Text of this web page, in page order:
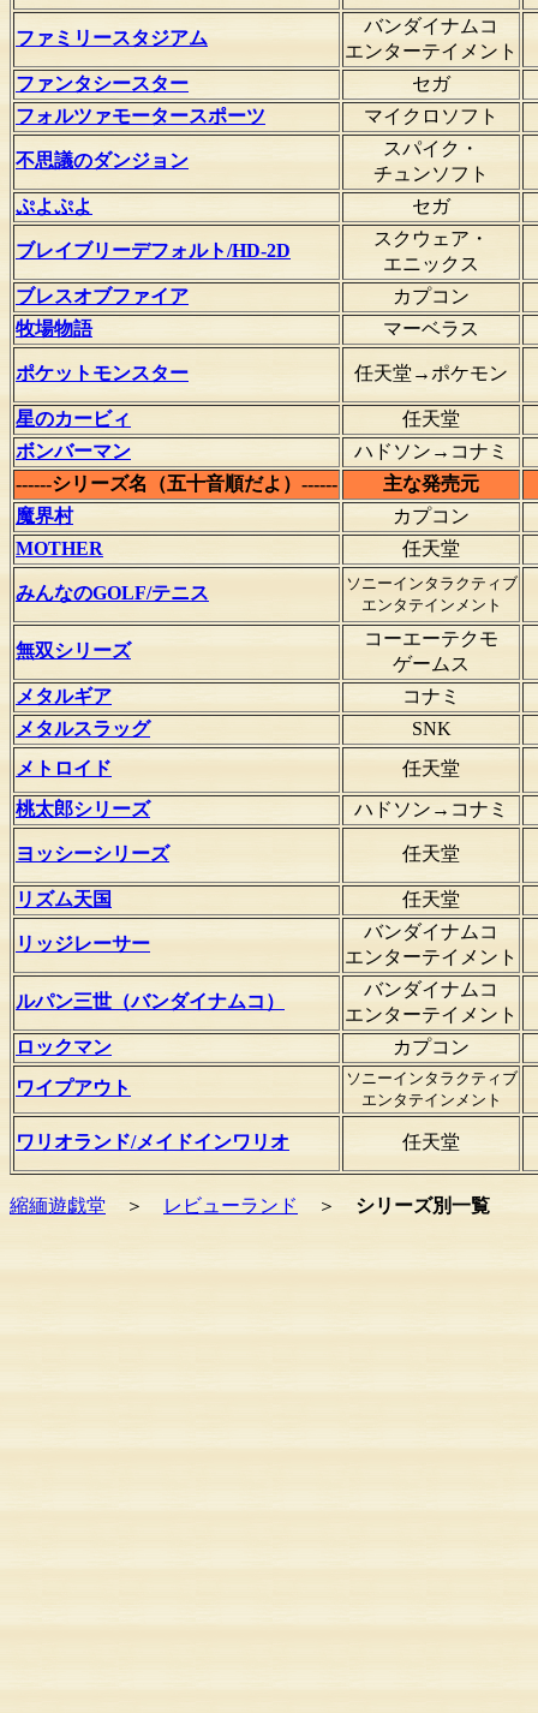
ファミリースタジアム
バンダイナムコ
エンターテイメント
ファンタシースター
セガ
フォルツァモータースポーツ
マイクロソフト
不思議のダンジョン
スパイク・
チュンソフト
ぷよぷよ
セガ
ブレイブリーデフォルト/HD-2D
スクウェア・
エニックス
ブレスオブファイア
カプコン
牧場物語
マーベラス
ポケットモンスター 任天堂→ポケモン
星のカービィ
任天堂
ボンバーマン
ハドソン→コナミ
------シリーズ名（五十音順だよ）------
主な発売元
魔界村
カプコン
MOTHER
任天堂
みんなのGOLF/テニス
ソニーインタラクティブ
エンタテインメント
無双シリーズ
コーエーテクモ
ゲームス
メタルギア
コナミ
メタルスラッグ
SNK
メトロイド
任天堂
桃太郎シリーズ
ハドソン→コナミ
ヨッシーシリーズ 任天堂
リズム天国 任天堂
リッジレーサー
バンダイナムコ
エンターテイメント
ルパン三世（バンダイナムコ）
バンダイナムコ
エンターテイメント
ロックマン
カプコン
ワイプアウト
ソニーインタラクティブ
エンタテインメント
ワリオランド/メイドインワリオ 任天堂
縮緬遊戯堂 ＞ レビューランド ＞ シリーズ別一覧